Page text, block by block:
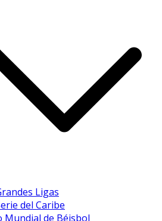
Ligas
del Caribe
Mundial de Béisbol